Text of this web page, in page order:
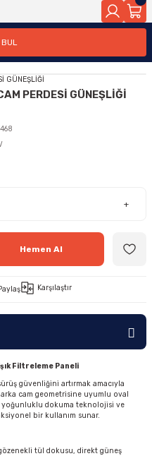
PERDESİ GÜNEŞLİĞİ
+
Hemen Al
Karşılaştır
Filtreleme Paneli
güvenliğini artırmak amacıyla
cam geometrisine uyumlu oval
yoğunluklu dokuma teknolojisi ve
bir kullanım sunar.
tül dokusu, direkt güneş